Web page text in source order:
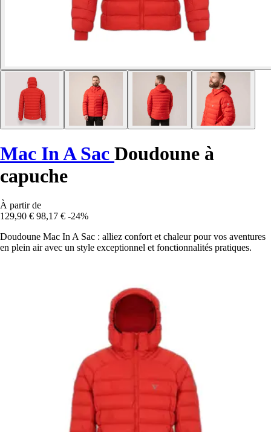
Mac In A Sac Doudoune à
capuche
À partir de
129,90 € 98,17 € -24%
Doudoune Mac In A Sac : alliez confort et chaleur pour vos aventures
en plein air avec un style exceptionnel et fonctionnalités pratiques.